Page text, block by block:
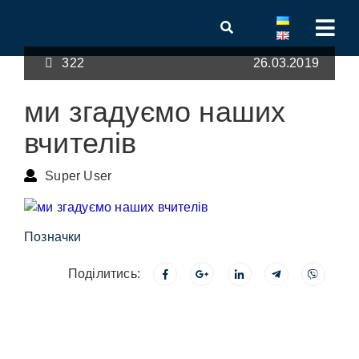
322 26.03.2019
ми згадуємо наших
вчителів
Super User
Позначки
Поділитись: